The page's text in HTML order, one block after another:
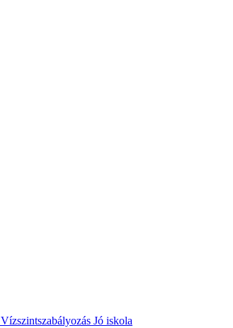
Vízszintszabályozás Jó iskola